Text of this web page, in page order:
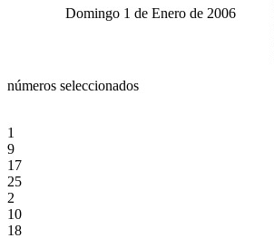
Domingo 1 de Enero de 2006
números seleccionados
1
9
17
25
2
10
18